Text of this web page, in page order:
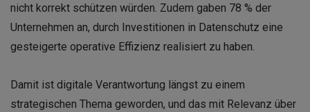
nicht korrekt schützen würden. Zudem gaben 78 % der
Unternehmen an, durch Investitionen in Datenschutz eine
gesteigerte operative Effizienz realisiert zu haben.
Damit ist digitale Verantwortung längst zu einem
strategischen Thema geworden, und das mit Relevanz über